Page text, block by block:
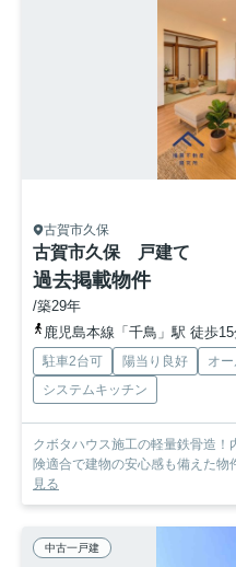
古賀市久保
古賀市久保 戸建て
過去掲載物件
/築29年
鹿児島本線「千鳥」駅 徒歩
駐車2台可 陽当り良好 オ
システムキッチン
クボタハウス施工の軽量鉄骨造
険適合で建物の安心感も備えた物
見る
中古一戸建